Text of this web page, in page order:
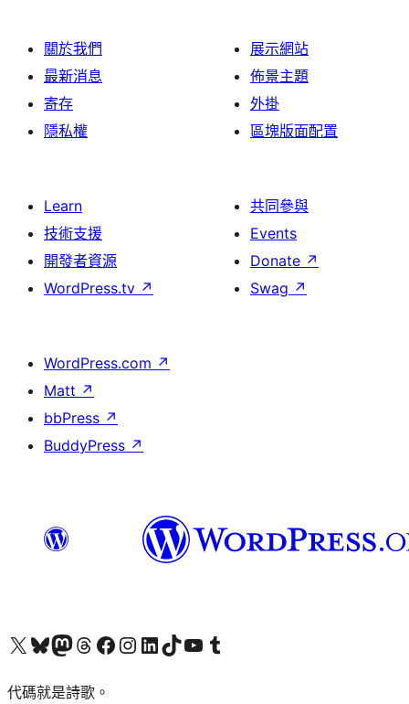
關於我們
最新消息
寄存
隱私權
展示網站
佈景主題
外掛
區塊版面配置
Learn
技術支援
開發者資源
WordPress.tv ↗
共同參與
Events
Donate ↗
Swag ↗
WordPress.com ↗
Matt ↗
bbPress ↗
BuddyPress ↗
Visit our X (formerly Twitter) account
Visit our Bluesky account
Visit our Mastodon account
Visit our Threads account
訪問我們的 Facebook 專頁Visit our Instagram account
Visit our LinkedIn account
Visit our TikTok account
Visit our YouTube channel
Visit our Tumblr account
代碼就是詩歌。